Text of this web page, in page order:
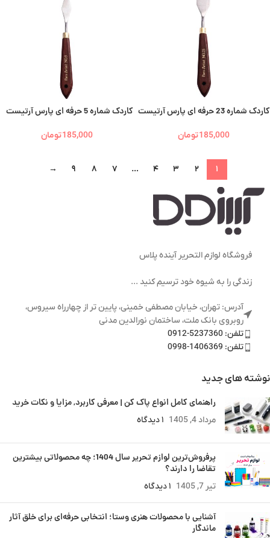
کاردک شماره 23 حرفه ای پارس آرتیست
185,000تومان
کاردک شماره 5 حرفه ای پارس آرتیست
185,000تومان
۱ ۲ ۳ ۴ … ۷ ۸ ۹ →
فروشگاه لوازم التحریر آینده پلاس
زندگی را به شیوه خود ترسیم کنید ...
آدرس: تهران، خیابان مصطفی خمینی، پایین تر از چهارراه سیروس،
روبروی بانک ملت، ساختمان نورالدین مدنی
تلفن: 5237360-0912
تلفن: 1406369-0998
نوشته های جدید
راهنمای کامل انواع پاک کن | معرفی کاربرد, مزایا و نکات خرید
مرداد 4, 1405 ۱ دیدگاه
پرفروش‌ترین لوازم تحریر سال 1404؛ چه محصولاتی بیشترین
تقاضا را دارند؟
تیر 7, 1405 ۱ دیدگاه
آشنایی با محصولات هنری وستا؛ انتخابی حرفه‌ای برای خلق آثار
ماندگار